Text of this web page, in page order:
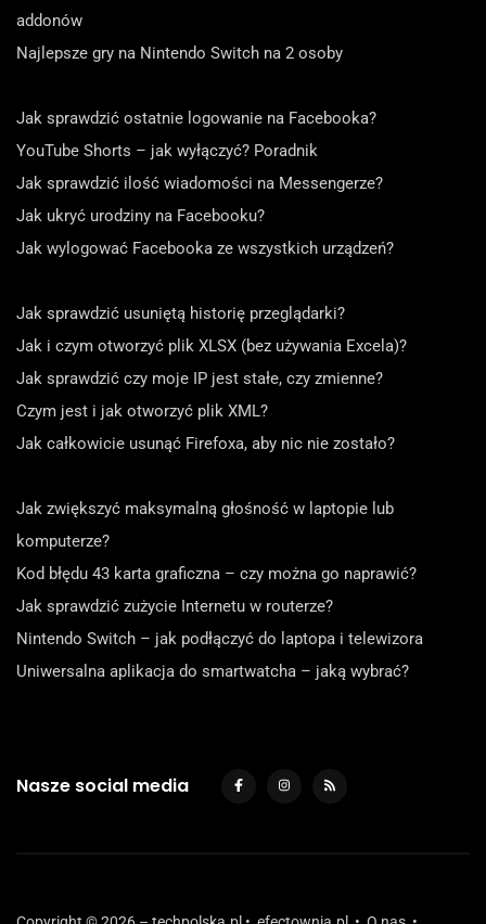
addonów
Najlepsze gry na Nintendo Switch na 2 osoby
Jak sprawdzić ostatnie logowanie na Facebooka?
YouTube Shorts – jak wyłączyć? Poradnik
Jak sprawdzić ilość wiadomości na Messengerze?
Jak ukryć urodziny na Facebooku?
Jak wylogować Facebooka ze wszystkich urządzeń?
Jak sprawdzić usuniętą historię przeglądarki?
Jak i czym otworzyć plik XLSX (bez używania Excela)?
Jak sprawdzić czy moje IP jest stałe, czy zmienne?
Czym jest i jak otworzyć plik XML?
Jak całkowicie usunąć Firefoxa, aby nic nie zostało?
Jak zwiększyć maksymalną głośność w laptopie lub
komputerze?
Kod błędu 43 karta graficzna – czy można go naprawić?
Jak sprawdzić zużycie Internetu w routerze?
Nintendo Switch – jak podłączyć do laptopa i telewizora
Uniwersalna aplikacja do smartwatcha – jaką wybrać?
Nasze social media